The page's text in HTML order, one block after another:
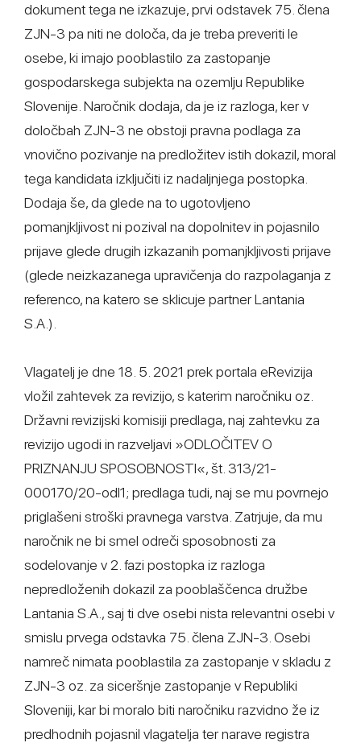
dokument tega ne izkazuje, prvi odstavek 75. člena
ZJN-3 pa niti ne določa, da je treba preveriti le
osebe, ki imajo pooblastilo za zastopanje
gospodarskega subjekta na ozemlju Republike
Slovenije. Naročnik dodaja, da je iz razloga, ker v
določbah ZJN-3 ne obstoji pravna podlaga za
vnovično pozivanje na predložitev istih dokazil, moral
tega kandidata izključiti iz nadaljnjega postopka.
Dodaja še, da glede na to ugotovljeno
pomanjkljivost ni pozival na dopolnitev in pojasnilo
prijave glede drugih izkazanih pomanjkljivosti prijave
(glede neizkazanega upravičenja do razpolaganja z
referenco, na katero se sklicuje partner Lantania
S.A.).
Vlagatelj je dne 18. 5. 2021 prek portala eRevizija
vložil zahtevek za revizijo, s katerim naročniku oz.
Državni revizijski komisiji predlaga, naj zahtevku za
revizijo ugodi in razveljavi »ODLOČITEV O
PRIZNANJU SPOSOBNOSTI«, št. 313/21-
000170/20-odl1; predlaga tudi, naj se mu povrnejo
priglašeni stroški pravnega varstva. Zatrjuje, da mu
naročnik ne bi smel odreči sposobnosti za
sodelovanje v 2. fazi postopka iz razloga
nepredloženih dokazil za pooblaščenca družbe
Lantania S.A., saj ti dve osebi nista relevantni osebi v
smislu prvega odstavka 75. člena ZJN-3. Osebi
namreč nimata pooblastila za zastopanje v skladu z
ZJN-3 oz. za siceršnje zastopanje v Republiki
Sloveniji, kar bi moralo biti naročniku razvidno že iz
predhodnih pojasnil vlagatelja ter narave registra